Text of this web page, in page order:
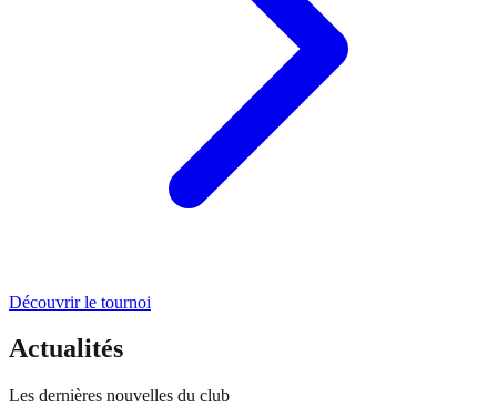
Découvrir le tournoi
Actualités
Les dernières nouvelles du club